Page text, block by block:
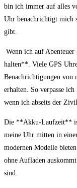
bin ich immer auf ‍alles
Uhr⁣ benachrichtigt mich
gibt.
Wenn ich auf
⁣halten**. Viele⁢ GPS
⁣Benachrichtigungen von
erhalten.​ So verpasse
wenn ich abseits der
Die **Akku-Laufzeit**⁤
⁢meine ⁢Uhr‌ mitten ‌in
modernen ⁤Modelle
ohne ⁢Aufladen
‍sind.